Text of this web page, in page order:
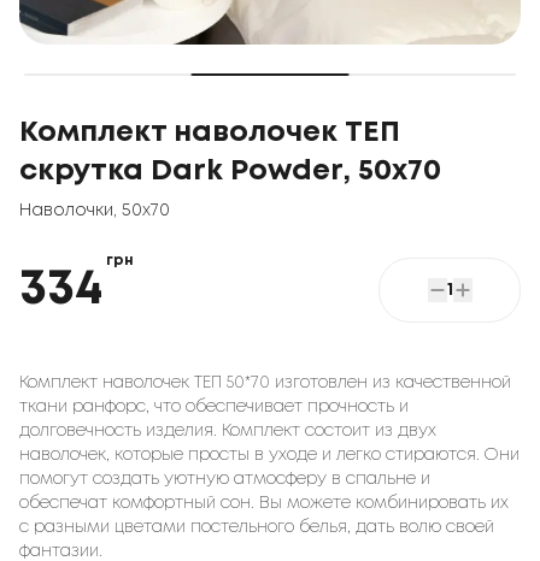
Комплект наволочек ТЕП
скрутка Dark Powder, 50x70
Наволочки 50x70
334
грн
1
Комплект наволочек ТЕП 50*70 изготовлен из качественной
ткани ранфорс, что обеспечивает прочность и
долговечность изделия. Комплект состоит из двух
наволочек, которые просты в уходе и легко стираются. Они
помогут создать уютную атмосферу в спальне и
обеспечат комфортный сон. Вы можете комбинировать их
с разными цветами постельного белья, дать волю своей
фантазии.